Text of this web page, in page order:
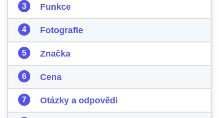
Funkce
Fotografie
Značka
Cena
Otázky a odpovědi